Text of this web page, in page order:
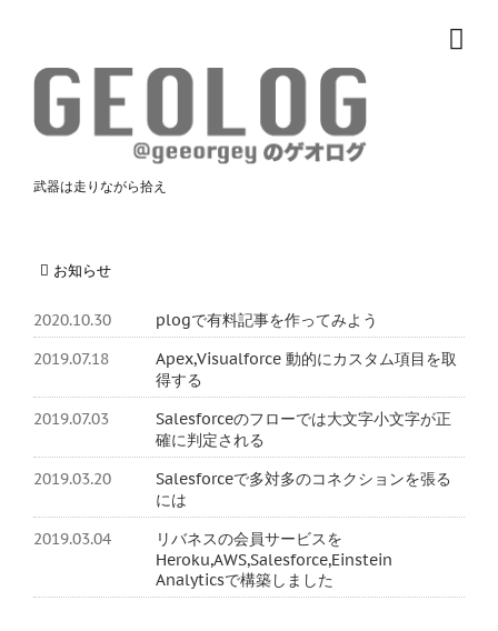
武器は走りながら拾え
お知らせ
2020.10.30
plogで有料記事を作ってみよう
2019.07.18
Apex,Visualforce 動的にカスタム項目を取
得する
2019.07.03
Salesforceのフローでは大文字小文字が正
確に判定される
2019.03.20
Salesforceで多対多のコネクションを張る
には
2019.03.04
リバネスの会員サービスを
Heroku,AWS,Salesforce,Einstein
Analyticsで構築しました